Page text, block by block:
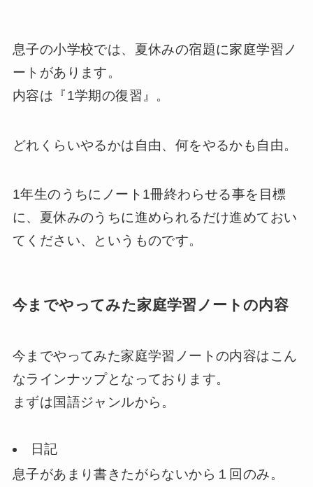
息子の小学校では、夏休みの宿題に家庭学習ノ
ートがあります。
内容は『1学期の復習』。
どれくらいやるかは自由、何をやるかも自由。
1年生のうちにノート1冊終わらせる事を目標
に、夏休みのうちに進められるだけ進めておい
てください、というものです。
今までやってみた家庭学習ノートの内容
今までやってみた家庭学習ノートの内容はこん
なラインナップとなっております。
まずは国語ジャンルから。
日記
息子があまり書きたがらないから１回のみ。